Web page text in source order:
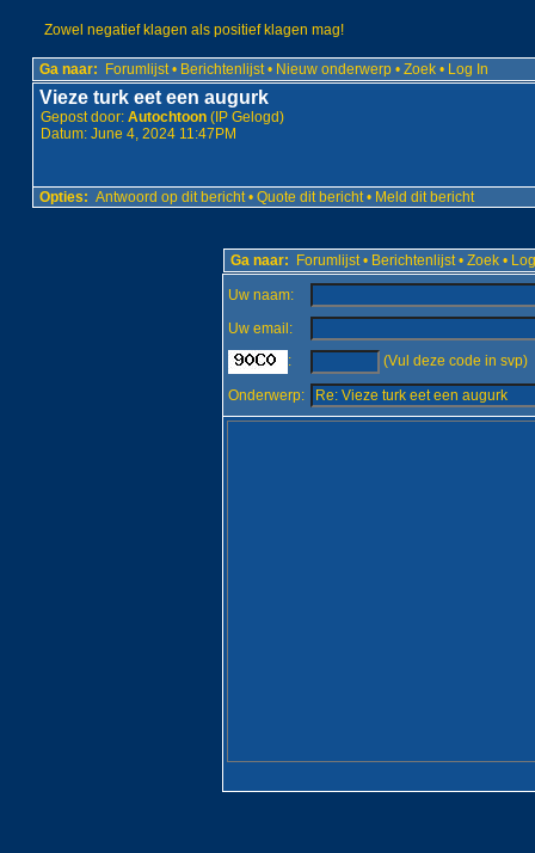
Zowel negatief klagen als positief klagen mag!
Ga naar: Forumlijst • Berichtenlijst • Nieuw onderwerp • Zoek • Log In
Vieze turk eet een augurk
Gepost door:Autochtoon (IP Gelogd)
Datum: June 4, 2024 11:47PM
Opties: Antwoord op dit bericht • Quote dit bericht • Meld dit bericht
Ga naar: Forumlijst • Berichtenlijst • Zoek •
Uw naam:
Uw email:
:
(Vul deze code in svp)
Onderwerp: